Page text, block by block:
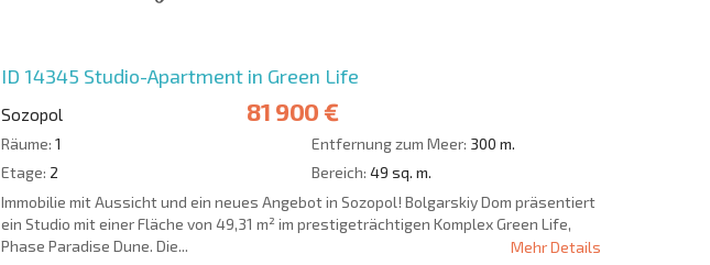
ID 14345 Studio-Apartment in Green Life
Sozopol 81 900 €
Räume: 1 Entfernung zum Meer: 300 m.
Etage: 2 Bereich: 49 sq. m.
Immobilie mit Aussicht und ein neues Angebot in Sozopol! Bolgarskiy Dom präsentiert
ein Studio mit einer Fläche von 49,31 m² im prestigeträchtigen Komplex Green Life,
Phase Paradise Dune. Die...
Mehr Details